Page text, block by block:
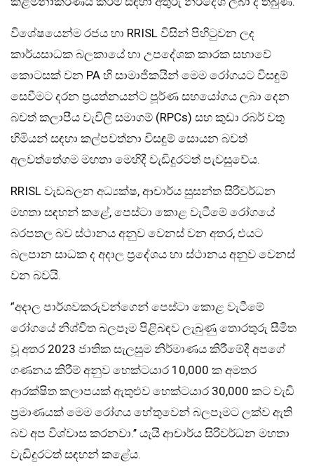
විශේෂයෙන්ම රජය හා RRISL විසින් පිහිටුවන ලද
කාර්යසාධක බලකායේ හා උපදේශක කාරක සභාවේ
කොටසක් වන PA හි සාමාජිකයින් මෙම රෝගයට විසඳුම්
සෙවීමට දරන ප‍්‍රයත්නයන්ට පූර්ණ සහයෝගය ලබා දෙන
බවත් කලාපීය වැවිලි සමාගම් (RPCs) සහ කුඩා රබර් වතු
හිමියන් සඳහා කල්පවත්නා විසඳුම් සොයන බවත්
අලවත්තේගම මහතා මෙහිදී වැඩිදුරටත් පැවසුවේය.
RRISL වැඩබලන අධ්‍යක්ෂ, ආචාර්ය සුසන්ත සිරිවර්ධන
මහතා සඳහන් කළේ, පෙස්ටා කොළ වැටීමේ රෝගයේ
බරපතල බව ස්ථානය අනුව වෙනස් වන අතර, එයට
බලපාන සාධක ද අදාල ප‍්‍රදේශය හා ස්ථානය අනුව වෙනස්
වන බවයි.
’‘අදාල පාර්ශවකරුවන්ගෙන් පෙස්ටා කොළ වැටීමේ
රෝගයේ නිශ්චිත බලපෑම පිළිබඳව ලැබුණු තොරතුරු සීමිත
වූ අතර 2023 ජාතික සැලසුම නිර්මාණය කිරීමේදී අපගේ
ගණනය කිරීම් අනුව හෙක්ටයාර 10,000 ක අමතර
ආරක්ෂිත කලාපයක් ඇතුළුව හෙක්ටයාර 30,000 කට වැඩි
ප‍්‍රමාණයක් මෙම රෝගය හේතුවෙන් බලපෑමට ලක්ව ඇති
බව අප විශ්වාස කරනවා.’’ යැයි ආචාර්ය සිරිවර්ධන මහතා
වැඩිදුරටත් සඳහන් කළේය.